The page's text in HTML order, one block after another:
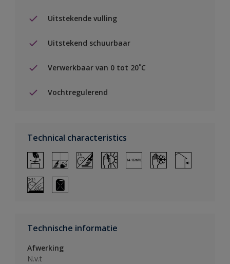
Uitstekende vulling
Uitstekend schuurbaar
Verwerkbaar van 0 tot 20˚C
Vochtregulerend
Technical characteristics
Technische informatie
Afwerking
N.v.t